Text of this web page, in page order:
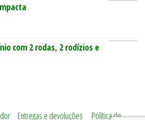
com 2 rodas, 2 rodízios e
Entregas e devoluções Política de